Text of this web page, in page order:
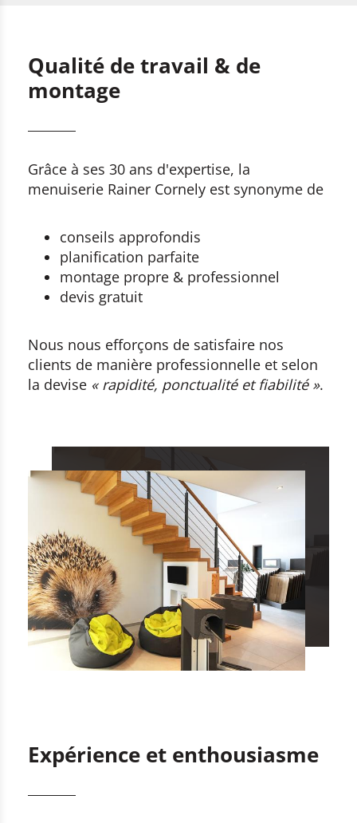
Qualité de travail & de
montage
Grâce à ses 30 ans d'expertise, la
menuiserie Rainer Cornely est synonyme de
conseils approfondis
planification parfaite
montage propre & professionnel
devis gratuit
Nous nous efforçons de satisfaire nos
clients de manière professionnelle et selon
la devise « rapidité, ponctualité et fiabilité ».
Expérience et enthousiasme